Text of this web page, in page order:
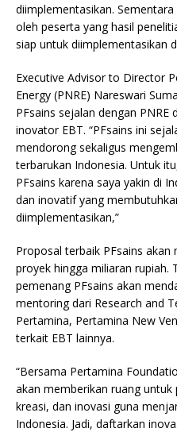
diimplementasikan.
oleh peserta yang hasil
siap untuk diimplementasikan
Executive Advisor to Director
Energy (PNRE) Nareswari
PFsains sejalan dengan
inovator EBT. “PFsains ini
mendorong sekaligus
terbarukan Indonesia. Untuk
PFsains karena saya yakin di
dan inovatif yang
diimplementasikan,”
Proposal terbaik PFsains
proyek hingga miliaran rupiah.
pemenang PFsains akan
mentoring dari Research and
Pertamina, Pertamina New
terkait EBT lainnya.
“Bersama Pertamina
akan memberikan ruang
kreasi, dan inovasi guna
Indonesia. Jadi, daftarkan